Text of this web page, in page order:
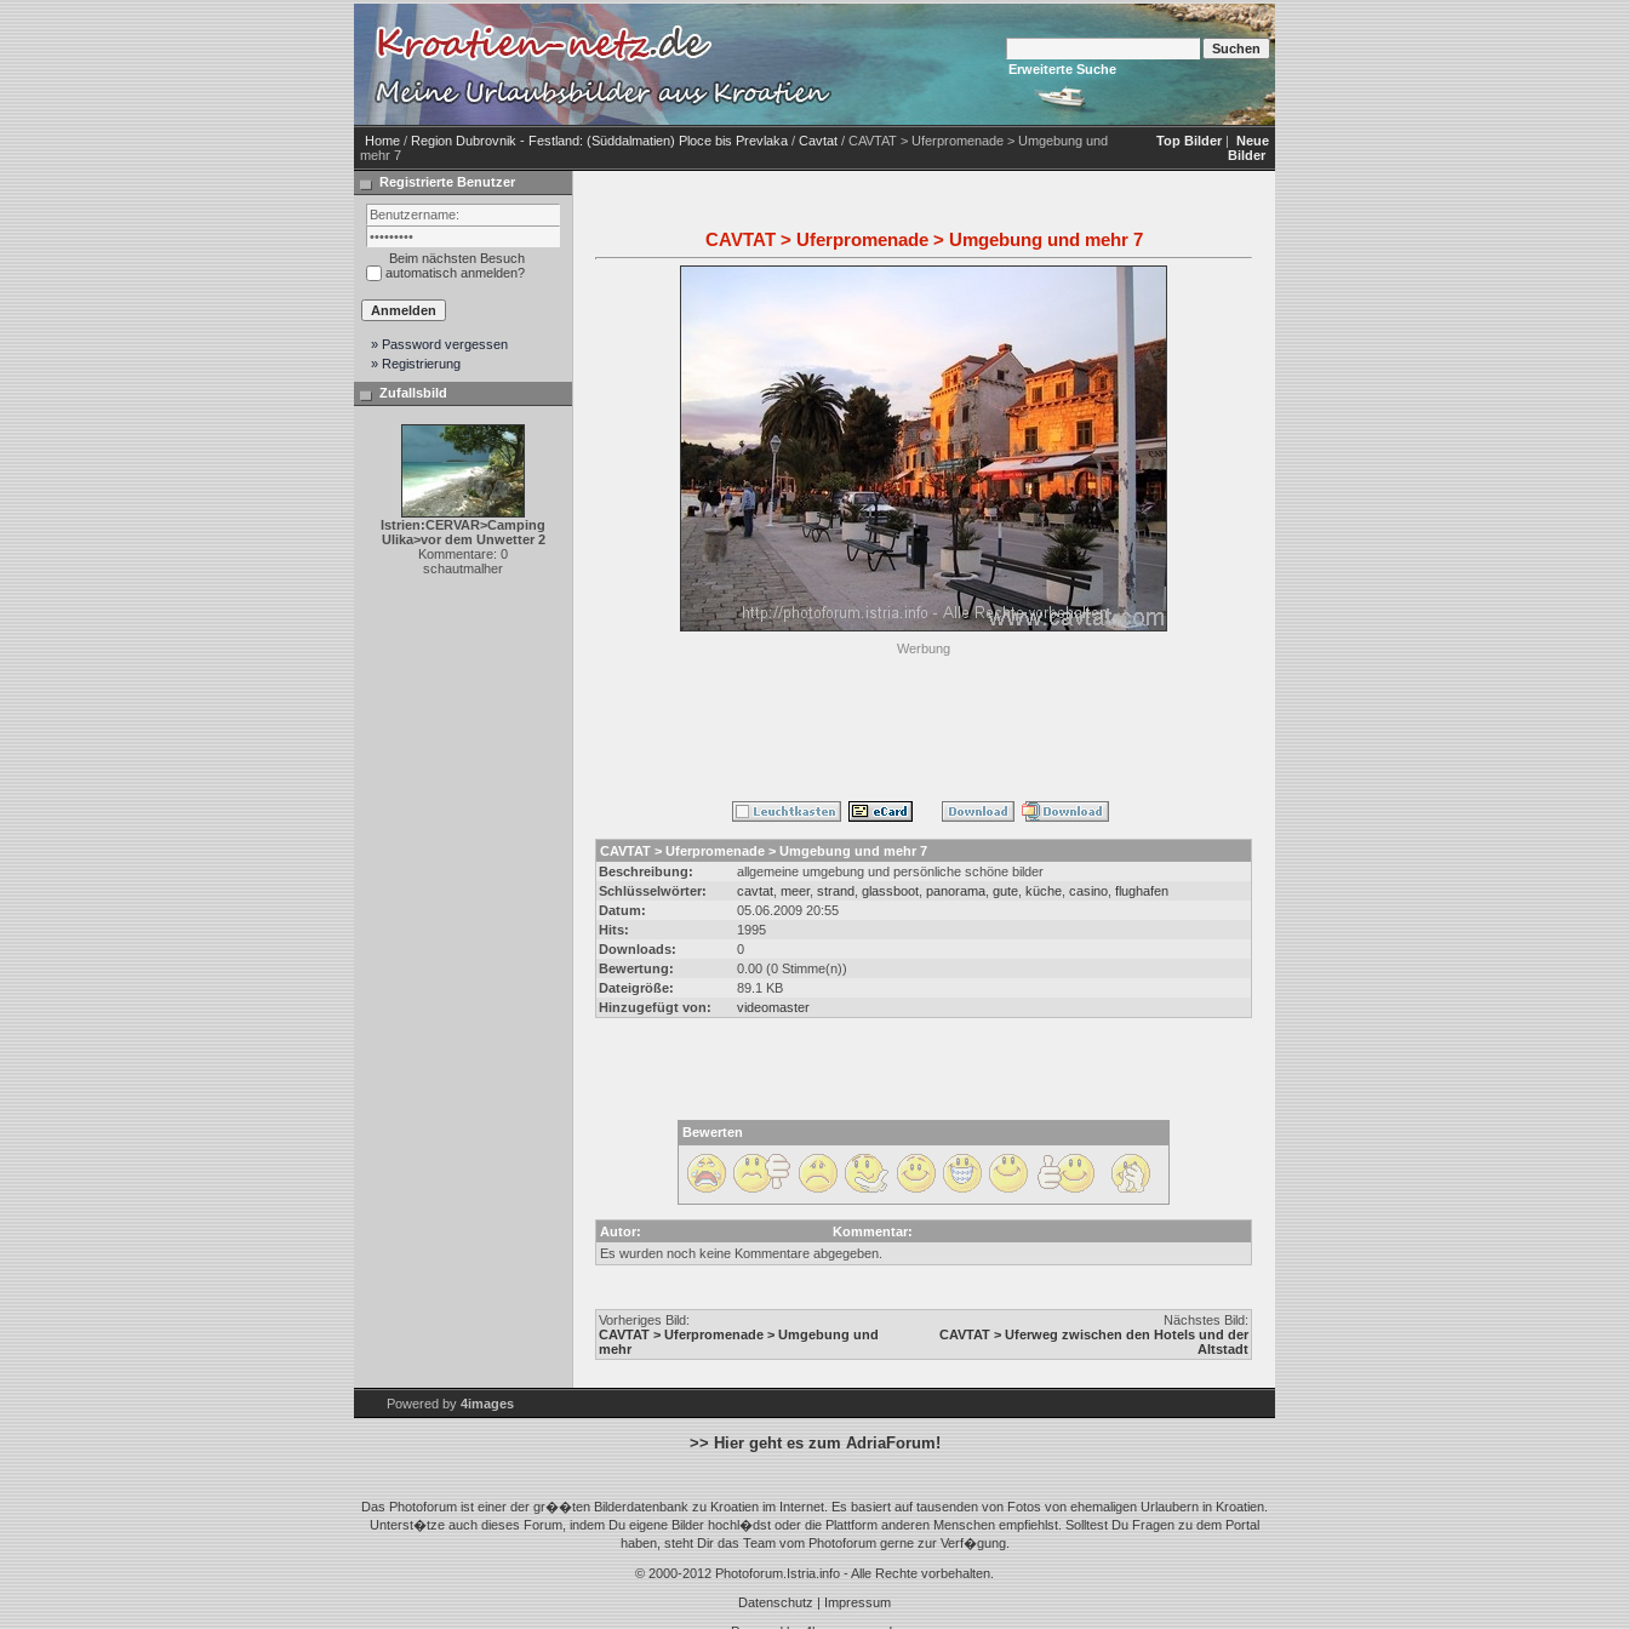
Erweiterte Suche
Home / Region Dubrovnik - Festland: (Süddalmatien) Ploce bis Prevlaka / Cavtat / CAVTAT > Uferpromenade > Umgebung und
mehr 7
Top Bilder | Neue
Bilder
Registrierte Benutzer
Beim nächsten Besuch
automatisch anmelden?
» Password vergessen
» Registrierung
Zufallsbild
Istrien:CERVAR>Camping
Ulika>vor dem Unwetter 2
Kommentare: 0
schautmalher
CAVTAT > Uferpromenade > Umgebung und mehr 7
Werbung
CAVTAT > Uferpromenade > Umgebung und mehr 7
Beschreibung:
allgemeine umgebung und persönliche schöne bilder
Schlüsselwörter:
cavtat meer, strand glassboot panorama gute küche casino flughafen
Datum:
05.06.2009 20:55
Hits:
1995
Downloads:
0
Bewertung:
0.00 (0 Stimme(n))
Dateigröße:
89.1 KB
Hinzugefügt von:
videomaster
Bewerten
Autor:
Kommentar:
Es wurden noch keine Kommentare abgegeben.
Vorheriges Bild:
CAVTAT > Uferpromenade > Umgebung und
mehr
Nächstes Bild:
CAVTAT > Uferweg zwischen den Hotels und der
Altstadt
Powered by 4images
>> Hier geht es zum AdriaForum!
Das Photoforum ist einer der gr��ten Bilderdatenbank zu Kroatien im Internet. Es basiert auf tausenden von Fotos von ehemaligen Urlaubern in Kroatien.
Unterst�tze auch dieses Forum, indem Du eigene Bilder hochl�dst oder die Plattform anderen Menschen empfiehlst. Solltest Du Fragen zu dem Portal
haben, steht Dir das Team vom Photoforum gerne zur Verf�gung.
© 2000-2012 Photoforum.Istria.info - Alle Rechte vorbehalten.
Datenschutz | Impressum